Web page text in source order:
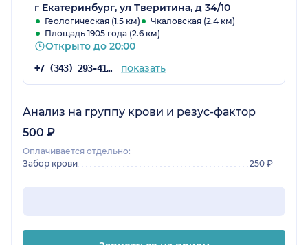
г Екатеринбург, ул Тверитина, д 34/10
Геологическая (1.5 км)
Чкаловская (2.4 км)
Площадь 1905 года (2.6 км)
Открыто до 20:00
+7 (343) 293-41-38 показать
Анализ на группу крови и резус-фактор
500 ₽
Оплачивается отдельно:
Забор крови
250 ₽